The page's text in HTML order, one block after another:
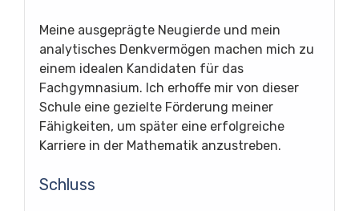
Meine ausgeprägte Neugierde und mein
analytisches Denkvermögen machen mich zu
einem idealen Kandidaten für das
Fachgymnasium. Ich erhoffe mir von dieser
Schule eine gezielte Förderung meiner
Fähigkeiten, um später eine erfolgreiche
Karriere in der Mathematik anzustreben.
Schluss